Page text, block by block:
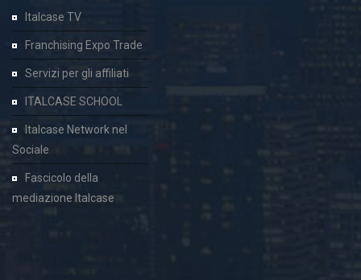
Italcase TV
Franchising Expo Trade
Servizi per gli affiliati
ITALCASE SCHOOL
Italcase Network nel
Sociale
Fascicolo della
mediazione Italcase